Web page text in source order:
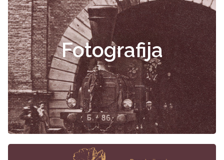
Fotografija